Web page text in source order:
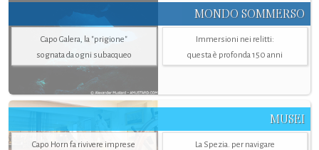
MONDO SOMMERSO
Capo Galera, la "prigione"
sognata da ogni subacqueo
Immersioni nei relitti:
questa è profonda 150 anni
MUSEI
Capo Horn fa rivivere imprese
La Spezia. per navigare